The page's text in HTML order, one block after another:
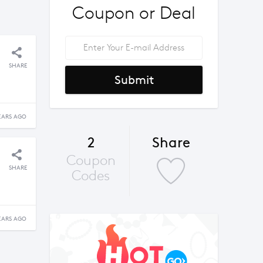
SHARE
AGO
SHARE
AGO
Coupon or Deal
Submit
2
Coupon
Codes
Share